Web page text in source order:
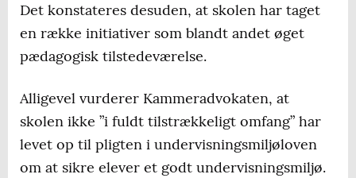
Det konstateres desuden, at skolen har taget
en række initiativer som blandt andet øget
pædagogisk tilstedeværelse.
Alligevel vurderer Kammeradvokaten, at
skolen ikke ”i fuldt tilstrækkeligt omfang” har
levet op til pligten i undervisningsmiljøloven
om at sikre elever et godt undervisningsmiljø.